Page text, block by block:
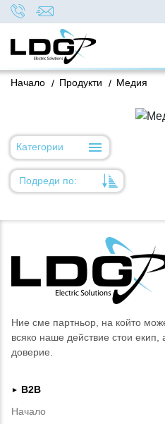
/
Начало /
Продукти Медия
Категории
Подреди по:
Име
Код на артикул
Ние сме партньор, на който
всяко наше действие стои екип,
доверие.
►
B2B
Начало